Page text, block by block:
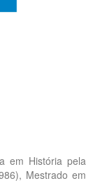
em História pela
Mestrado em